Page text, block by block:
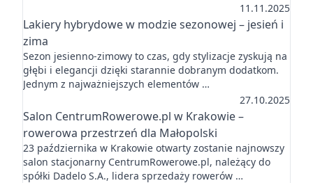
11.11.2025
Lakiery hybrydowe w modzie sezonowej – jesień i
zima
Sezon jesienno-zimowy to czas, gdy stylizacje zyskują na
głębi i elegancji dzięki starannie dobranym dodatkom.
Jednym z najważniejszych elementów …
27.10.2025
Salon CentrumRowerowe.pl w Krakowie –
rowerowa przestrzeń dla Małopolski
23 października w Krakowie otwarty zostanie najnowszy
salon stacjonarny CentrumRowerowe.pl, należący do
spółki Dadelo S.A., lidera sprzedaży rowerów …